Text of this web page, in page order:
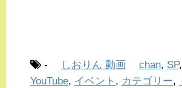
- しおりん 動画 chan, SP,
YouTube, イベント , カテゴリー,